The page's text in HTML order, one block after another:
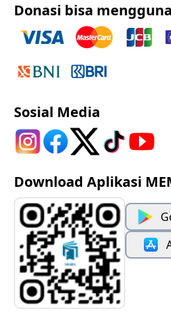
Donasi bisa
Sosial Media
Download Aplikasi